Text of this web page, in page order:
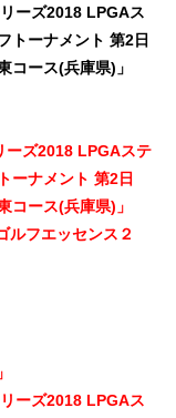
ーズ2018 LPGAス
トーナメント 第2日
コース(兵庫県)」
ーズ2018 LPGAステ
ーナメント 第2日
コース(兵庫県)」
ルフエッセンス２
ーズ2018 LPGAス